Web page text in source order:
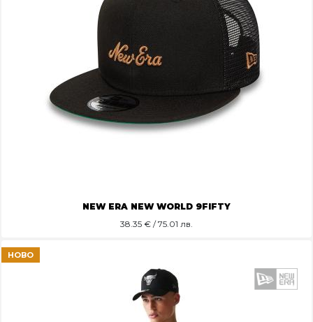
NEW ERA NEW WORLD 9FIFTY
38.35 € / 75.01 лв.
НОВО